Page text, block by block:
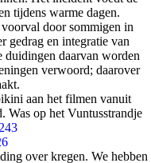
tijdens warme dagen.
door sommigen in
gedrag en integratie van
daarvan worden
verwoord; daarover
aan het filmen vanuit
Was op het Vuntusstrandje
over kregen. We hebben